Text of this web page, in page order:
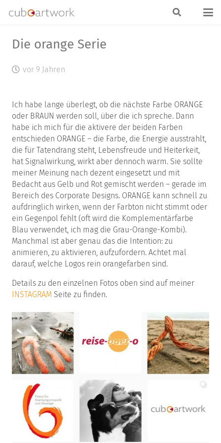
Die orange Serie
vor 9 Jahren
Ich habe lange überlegt, ob die nächste Farbe ORANGE
oder BRAUN werden soll, über die ich spreche. Dann
habe ich mich für die aktivere der beiden Farben
entschieden ORANGE – die Farbe, die Energie ausstrahlt,
die für Tatendrang steht, Lebensfreude und Heiterkeit,
hat Signalwirkung, wirkt aber dennoch warm. Sie sollte
meiner Meinung nach dezent eingesetzt und mit
Bedacht aus Gelb und Rot gemischt werden – gerade im
Bereich des Corporate Designs. ORANGE kann schnell zu
aufdringlich wirken, wenn der Farbton nicht stimmt oder
ein Gegenpol fehlt (oft wird die Komplementärfarbe
Blau verwendet, ich mag die Grau-Orange-Kombi).
Manchmal ist aber genau das die Intention: zu
animieren, zu aktivieren, aufzufordern. Achtet mal
darauf, welche Logos rein orangefarben sind.
Details zu den einzelnen Fotos oben sind auf meiner
INSTAGRAM Seite zu finden.